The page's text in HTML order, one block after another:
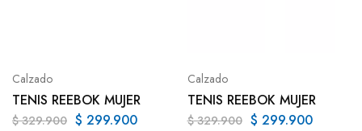
Calzado
TENIS REEBOK MUJER
$329.900 $ 299.900
Calzado
TENIS REEBOK MUJER
$329.900 $ 299.900